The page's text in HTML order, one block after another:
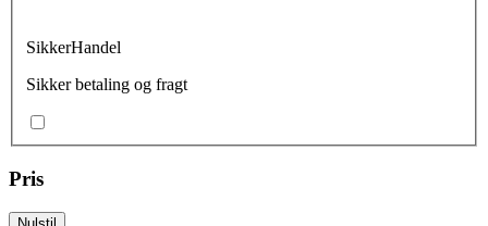
SikkerHandel
Sikker betaling og fragt
Pris